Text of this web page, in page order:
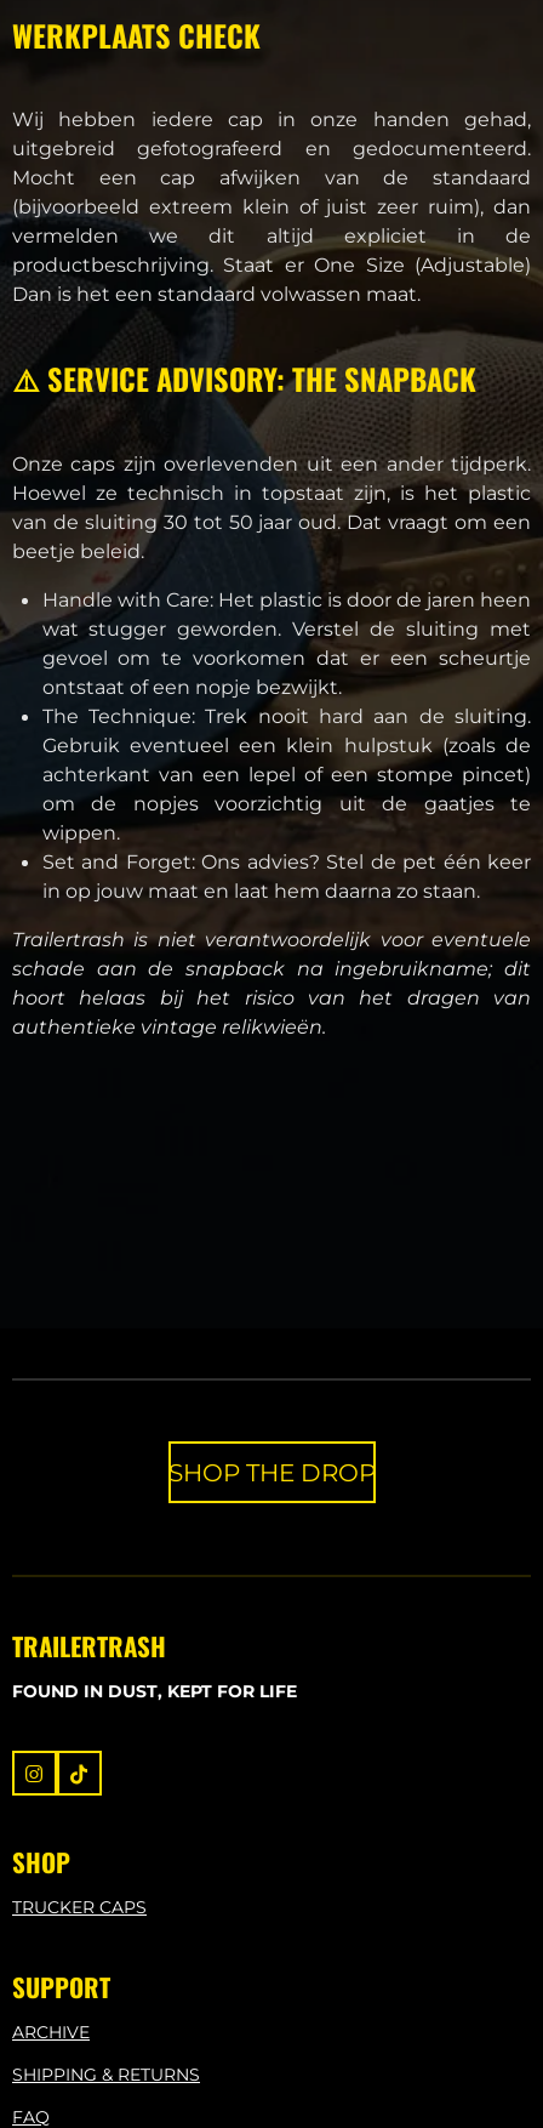
WERKPLAATS CHECK
Wij hebben iedere cap in onze handen gehad,
uitgebreid gefotografeerd en gedocumenteerd.
Mocht een cap afwijken van de standaard
(bijvoorbeeld extreem klein of juist zeer ruim), dan
vermelden we dit altijd expliciet in de
productbeschrijving. Staat er One Size (Adjustable)
Dan is het een standaard volwassen maat.
⚠️ SERVICE ADVISORY: THE SNAPBACK
Onze caps zijn overlevenden uit een ander tijdperk.
Hoewel ze technisch in topstaat zijn, is het plastic
van de sluiting 30 tot 50 jaar oud. Dat vraagt om een
beetje beleid.
Handle with Care: Het plastic is door de jaren heen
wat stugger geworden. Verstel de sluiting met
gevoel om te voorkomen dat er een scheurtje
ontstaat of een nopje bezwijkt.
The Technique: Trek nooit hard aan de sluiting.
Gebruik eventueel een klein hulpstuk (zoals de
achterkant van een lepel of een stompe pincet)
om de nopjes voorzichtig uit de gaatjes te
wippen.
Set and Forget: Ons advies? Stel de pet één keer
in op jouw maat en laat hem daarna zo staan.
Trailertrash is niet verantwoordelijk voor eventuele
schade aan de snapback na ingebruikname; dit
hoort helaas bij het risico van het dragen van
authentieke vintage relikwieën.
SHOP THE DROP
TRAILERTRASH
FOUND IN DUST, KEPT FOR LIFE
I
n
a
r
T
i
SHOP
TRUCKER CAPS
SUPPORT
ARCHIVE
SHIPPING & RETURNS
FAQ